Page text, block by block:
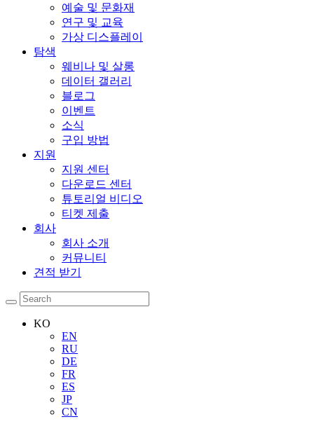
예술 및 문화재
연구 및 교육
가상 디스플레이
탐색
웨비나 및 살롱
데이터 갤러리
블로그
이벤트
소식
구입 방법
지원
지원 센터
다운로드 센터
튜토리얼 비디오
티켓 제출
회사
회사 소개
커뮤니티
견적 받기
KO
EN
RU
DE
FR
ES
JP
CN